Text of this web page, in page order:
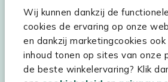
Wij kunnen dankzij de
cookies de ervaring op onze
en dankzij marketingcookies
inhoud tonen op sites van onze
de beste winkelervaring? Klik
Hulp & service
Assortiment